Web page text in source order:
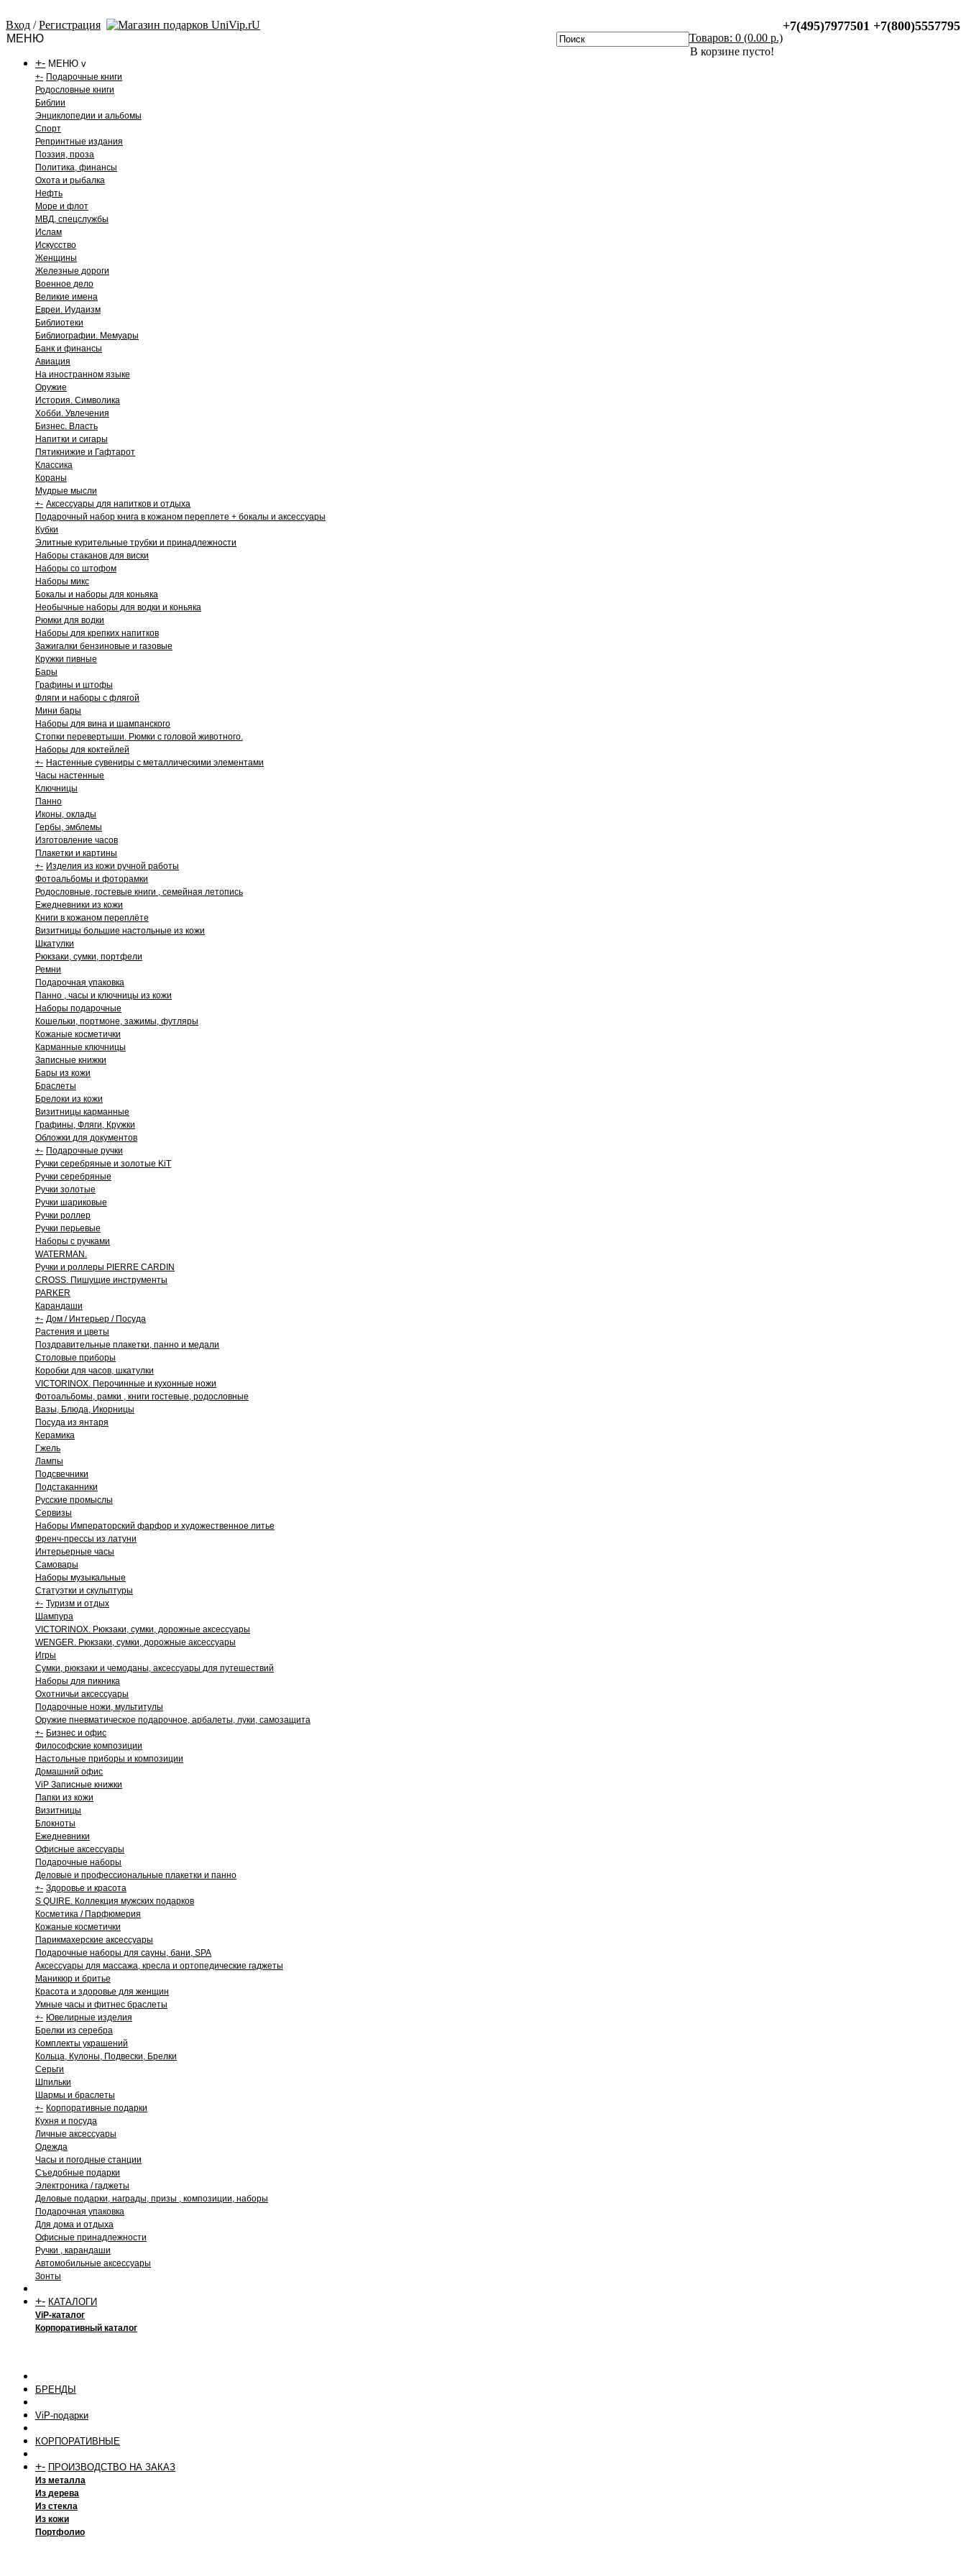
Вход /Регистрация +7(495)7977501 +7(800)5557795
Товаров: 0 (0.00 р.)
В корзине пусто!
МЕНЮ
+- МЕНЮ v
+- Подарочные книги
Родословные книги
Библии
Энциклопедии и альбомы
Спорт
Репринтные издания
Поэзия, проза
Политика, финансы
Охота и рыбалка
Нефть
Море и флот
МВД, спецслужбы
Ислам
Искусство
Женщины
Железные дороги
Военное дело
Великие имена
Евреи. Иудаизм
Библиотеки
Библиографии. Мемуары
Банк и финансы
Авиация
На иностранном языке
Оружие
История. Символика
Хобби. Увлечения
Бизнес. Власть
Напитки и сигары
Пятикнижие и Гафтарот
Классика
Кораны
Мудрые мысли
+- Аксессуары для напитков и отдыха
Подарочный набор книга в кожаном переплете + бокалы и аксессуары
Кубки
Элитные курительные трубки и принадлежности
Наборы стаканов для виски
Наборы со штофом
Наборы микс
Бокалы и наборы для коньяка
Необычные наборы для водки и коньяка
Рюмки для водки
Наборы для крепких напитков
Зажигалки бензиновые и газовые
Кружки пивные
Бары
Графины и штофы
Фляги и наборы с флягой
Мини бары
Наборы для вина и шампанского
Стопки перевертыши. Рюмки с головой животного.
Наборы для коктейлей
+- Настенные сувениры с металлическими элементами
Часы настенные
Ключницы
Панно
Иконы, оклады
Гербы, эмблемы
Изготовление часов
Плакетки и картины
+- Изделия из кожи ручной работы
Фотоальбомы и фоторамки
Родословные, гостевые книги , семейная летопись
Ежедневники из кожи
Книги в кожаном переплёте
Визитницы большие настольные из кожи
Шкатулки
Рюкзаки, сумки, портфели
Ремни
Подарочная упаковка
Панно , часы и ключницы из кожи
Наборы подарочные
Кошельки, портмоне, зажимы, футляры
Кожаные косметички
Карманные ключницы
Записные книжки
Бары из кожи
Браслеты
Брелоки из кожи
Визитницы карманные
Графины, Фляги, Кружки
Обложки для документов
+- Подарочные ручки
Ручки серебряные и золотые KiT
Ручки серебряные
Ручки золотые
Ручки шариковые
Ручки роллер
Ручки перьевые
Наборы с ручками
WATERMAN.
Ручки и роллеры PIERRE CARDIN
CROSS. Пишущие инструменты
PARKER
Карандаши
+- Дом / Интерьер / Посуда
Растения и цветы
Поздравительные плакетки, панно и медали
Столовые приборы
Коробки для часов, шкатулки
VICTORINOX. Перочинные и кухонные ножи
Фотоальбомы, рамки , книги гостевые, родословные
Вазы, Блюда, Икорницы
Посуда из янтаря
Керамика
Гжель
Лампы
Подсвечники
Подстаканники
Русские промыслы
Сервизы
Наборы Императорский фарфор и художественное литье
Френч-прессы из латуни
Интерьерные часы
Самовары
Наборы музыкальные
Статуэтки и скульптуры
+- Туризм и отдых
Шампура
VICTORINOX. Рюкзаки, сумки, дорожные аксессуары
WENGER. Рюкзаки, сумки, дорожные аксессуары
Игры
Сумки, рюкзаки и чемоданы, аксессуары для путешествий
Наборы для пикника
Охотничьи аксессуары
Подарочные ножи, мультитулы
Оружие пневматическое подарочное, арбалеты, луки, самозащита
+- Бизнес и офис
Философские композиции
Настольные приборы и композиции
Домашний офис
ViP Записные книжки
Папки из кожи
Визитницы
Блокноты
Ежедневники
Офисные аксессуары
Подарочные наборы
Деловые и профессиональные плакетки и панно
+- Здоровье и красота
S QUIRE. Коллекция мужских подарков
Косметика / Парфюмерия
Кожаные косметички
Парикмахерские аксессуары
Подарочные наборы для сауны, бани, SPA
Аксессуары для массажа, кресла и ортопедические гаджеты
Маникюр и бритье
Красота и здоровье для женщин
Умные часы и фитнес браслеты
+- Ювелирные изделия
Брелки из серебра
Комплекты украшений
Кольца, Кулоны, Подвески, Брелки
Серьги
Шпильки
Шармы и браслеты
+- Корпоративные подарки
Кухня и посуда
Личные аксессуары
Одежда
Часы и погодные станции
Съедобные подарки
Электроника / гаджеты
Деловые подарки, награды, призы , композиции, наборы
Подарочная упаковка
Для дома и отдыха
Офисные принадлежности
Ручки , карандаши
Автомобильные аксессуары
Зонты
+- КАТАЛОГИ
ViP-каталог
Корпоративный каталог
БРЕНДЫ
ViP-подарки
КОРПОРАТИВНЫЕ
+- ПРОИЗВОДСТВО НА ЗАКАЗ
Из металла
Из дерева
Из стекла
Из кожи
Портфолио